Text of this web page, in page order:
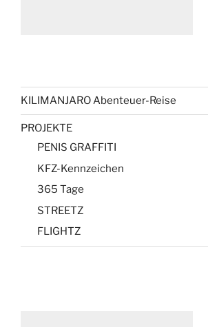
KILIMANJARO Abenteuer-Reise
PROJEKTE
PENIS GRAFFITI
KFZ-Kennzeichen
365 Tage
STREETZ
FLIGHTZ